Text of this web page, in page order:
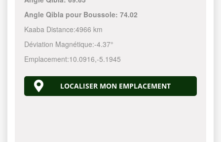
Angle Qibla pour Boussole:74.02
Kaaba Distance:4966 km
Déviation Magnétique:-4.37°
Emplacement:10.0916,-5.1945
LOCALISER MON EMPLACEMENT